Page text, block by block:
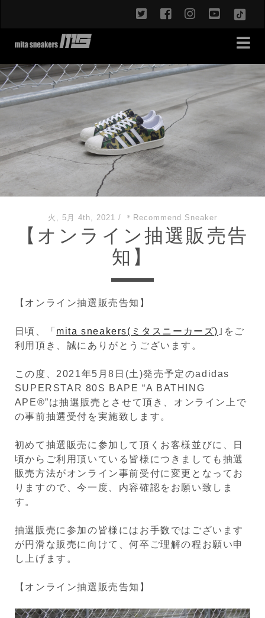
twitterfacebookinstagram
火, 5月 4th, 2021 / ＊Recommend Sneaker
【オンライン抽選販売告
知】
【オンライン抽選販売告知】
日頃、「 mita sneakers(ミタスニーカーズ) ｣をご
利用頂き、誠にありがとうございます。
この度、2021年5月8日(土)発売予定のadidas
SUPERSTAR 80S BAPE “A BATHING
APE®”は抽選販売とさせて頂き、オンライン上で
の事前抽選受付を実施致します。
初めて抽選販売に参加して頂くお客様並びに、日
頃からご利用頂いている皆様につきましても抽選
販売方法がオンライン事前受付に変更となってお
りますので、今一度、内容確認をお願い致しま
す。
抽選販売に参加の皆様にはお手数ではございます
が円滑な販売に向けて、何卒ご理解の程お願い申
し上げます。
【オンライン抽選販売告知】